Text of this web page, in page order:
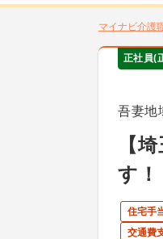
マイナビ介護
正社員(
吾妻地
【
す！
住宅手
交通費